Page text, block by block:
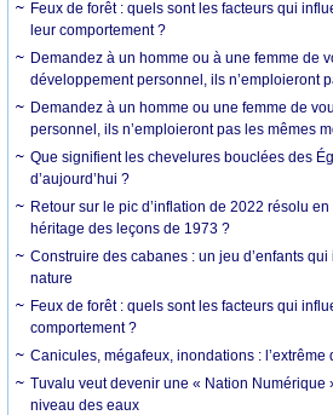
Feux de forêt : quels sont les facteurs qui
leur comportement ?
Demandez à un homme ou à une femme de
développement personnel, ils n’emploieront
Demandez à un homme ou une femme de
personnel, ils n’emploieront pas les mêmes
Que signifient les chevelures bouclées des
d’aujourd’hui ?
Retour sur le pic d’inflation de 2022 résolu
héritage des leçons de 1973 ?
Construire des cabanes : un jeu d’enfants
nature
Feux de forêt : quels sont les facteurs qui
comportement ?
Canicules, mégafeux, inondations : l’extrême
Tuvalu veut devenir une « Nation Numérique
niveau des eaux